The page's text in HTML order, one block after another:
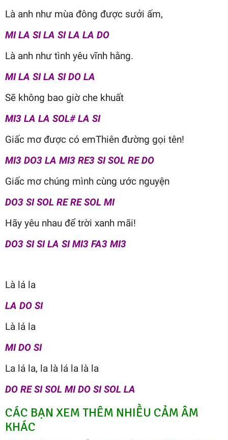
Là anh như mùa đông được sưởi ấm,
MI LA SI LA SI LA LA DO
Là anh như tình yêu vĩnh hằng.
MI LA SI LA SI DO LA
Sẽ không bao giờ che khuất
MI3 LA LA SOL# LA SI
Giấc mơ được có emThiên đường gọi tên!
MI3 DO3 LA MI3 RE3 SI SOL RE DO
Giấc mơ chúng mình cùng ước nguyện
DO3 SI SOL RE RE SOL MI
Hãy yêu nhau để trời xanh mãi!
DO3 SI SI LA SI MI3 FA3 MI3
Là lá la
LA DO SI
Là lá la
MI DO SI
La lá la, la là lá la là la
DO RE SI SOL MI DO SI SOL LA
CÁC BẠN XEM THÊM NHIỀU CẢM ÂM
KHÁC